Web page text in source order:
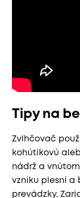
Tipy na
Zvlhčovač
kohútikovú
nádrž a
vzniku plesní a
prevádzky.